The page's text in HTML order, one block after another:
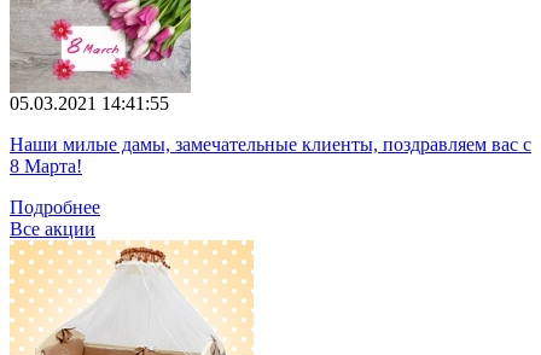
05.03.2021 14:41:55
Наши милые дамы, замечательные клиенты, поздравляем вас с
8 Марта!
Подробнее
Все акции